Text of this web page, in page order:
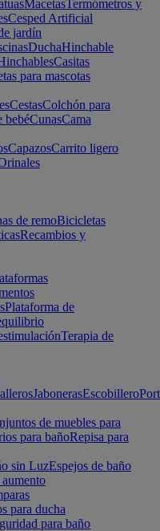
MacetasTermómetros y
Cesped Artificial
jardín
DuchaHinchable
Casitas
para mascotas
CestasColchón para
bebéCunasCama
CapazosCarrito ligero
de remoBicicletas
Recambios y
Plataforma de
Terapia de
JabonerasEscobillero
de muebles para
para bañoRepisa para
sin LuzEspejos de baño
para ducha
para baño